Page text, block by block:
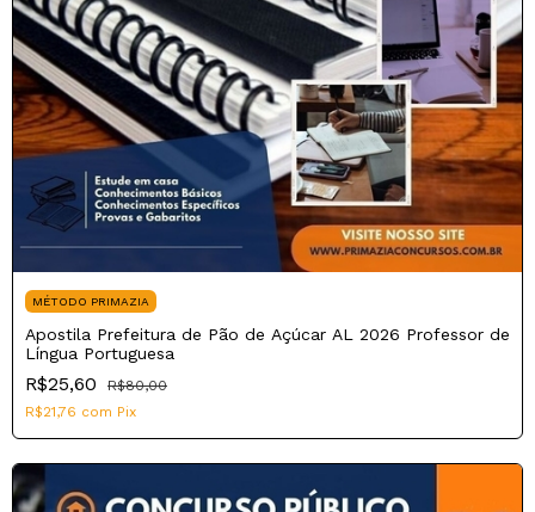
MÉTODO PRIMAZIA
Apostila Prefeitura de Pão de Açúcar AL 2026 Professor de
Língua Portuguesa
R$25,60
R$80,00
R$21,76 com Pix